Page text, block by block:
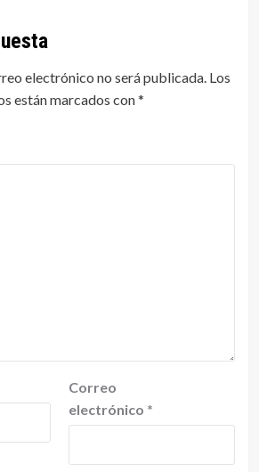
electrónico no será publicada. Los
están marcados con*
Correo
electrónico *